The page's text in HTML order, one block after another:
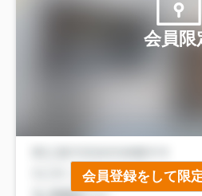
会員限
会員登録をして限